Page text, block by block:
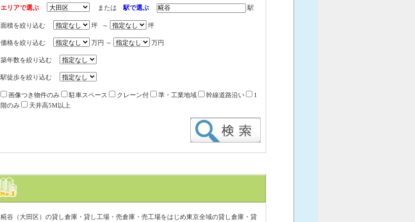
エリアで選ぶ または駅で選ぶ 駅
面積を絞り込む 坪 ～ 坪
価格を絞り込む 万円 ～ 万円
築年数を絞り込む
駅徒歩を絞り込む
画像つき物件のみ 駐車スペース クレーン付 準・工業地域 幹線道路沿い
1
階のみ
天井高5M以上
糀谷（大田区）の貸し倉庫・貸し工場・売倉庫・売工場をはじめ東京全域の貸し倉庫・貸